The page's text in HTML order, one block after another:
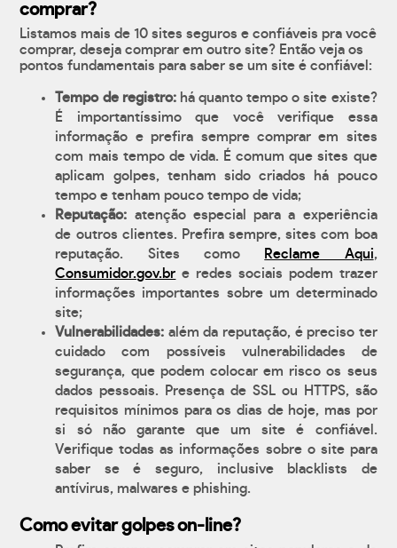
comprar?
Listamos mais de 10 sites seguros e confiáveis pra você
comprar, deseja comprar em outro site? Então veja os
pontos fundamentais para saber se um site é confiável:
Tempo de registro:há quanto tempo o site existe?
É importantíssimo que você verifique essa
informação e prefira sempre comprar em sites
com mais tempo de vida. É comum que sites que
aplicam golpes, tenham sido criados há pouco
tempo e tenham pouco tempo de vida;
Reputação: atenção especial para a experiência
de outros clientes. Prefira sempre, sites com boa
reputação. Sites como
Reclame Aqui,
Consumidor.gov.br e redes sociais podem trazer
informações importantes sobre um determinado
site;
Vulnerabilidades: além da reputação, é preciso ter
cuidado com possíveis vulnerabilidades de
segurança, que podem colocar em risco os seus
dados pessoais. Presença de SSL ou HTTPS, são
requisitos mínimos para os dias de hoje, mas por
si só não garante que um site é confiável.
Verifique todas as informações sobre o site para
saber se é seguro, inclusive blacklists de
antívirus, malwares e phishing.
Como evitar golpes on-line?